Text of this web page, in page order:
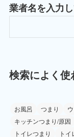
業者名を入力
検索によく
お風呂 つまり
キッチンつまり/原因
トイレつまり
ト